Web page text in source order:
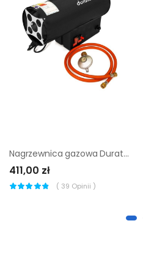
Nagrzewnica gazowa Duraterm 15 kW
411,00 zł
( 39 Opinii )